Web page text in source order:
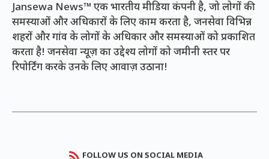
Jansewa News™ एक भारतीय मीडिया कंपनी है, जो लोगों की
समस्याओं और अधिकारों के लिए काम करता है, जनसेवा विभिन्न
शहरों और गांव के लोगों के अधिकार और समस्याओं को प्रकाशित
करता है! जनसेवा न्यूज़ का उद्देश्य लोगों को जमीनी स्तर पर
रिपोर्टिंग करके उनके लिए आवाज़ उठाना!
FOLLOW US ON SOCIAL MEDIA